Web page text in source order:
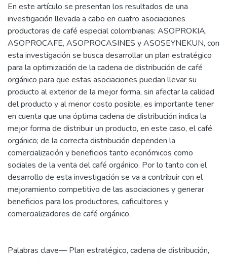
En este artículo se presentan los resultados de una
investigación llevada a cabo en cuatro asociaciones
productoras de café especial colombianas: ASOPROKIA,
ASOPROCAFE, ASOPROCASINES y ASOSEYNEKUN, con
esta investigación se busca desarrollar un plan estratégico
para la optimización de la cadena de distribución de café
orgánico para que estas asociaciones puedan llevar su
producto al exterior de la mejor forma, sin afectar la calidad
del producto y al menor costo posible, es importante tener
en cuenta que una óptima cadena de distribución indica la
mejor forma de distribuir un producto, en este caso, el café
orgánico; de la correcta distribución dependen la
comercialización y beneficios tanto económicos como
sociales de la venta del café orgánico. Por lo tanto con el
desarrollo de esta investigación se va a contribuir con el
mejoramiento competitivo de las asociaciones y generar
beneficios para los productores, caficultores y
comercializadores de café orgánico,
Palabras clave— Plan estratégico, cadena de distribución,